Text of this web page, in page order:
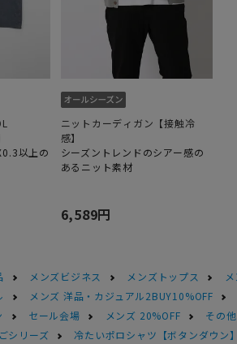
以上の
ニットカーディガン【接触冷
感】
シーズントレンドのシアー感の
あるニット素材
6,589円
メンズビジネス メンズトップス
メンズ 洋品・カジュアル2BUY10%OFF
セール会場 メンズ 20%OFF
その
シリーズ
冷たいポロシャツ【ボタンダウン